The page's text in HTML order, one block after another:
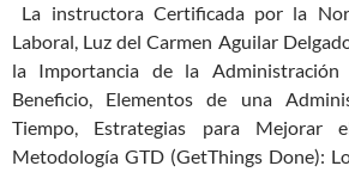
La instructora Certificada por la
Laboral, Luz del Carmen Aguilar
la Importancia de la Administración
Beneficio, Elementos de una
Tiempo, Estrategias para Mejorar
Metodología GTD (GetThings Done):